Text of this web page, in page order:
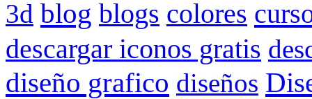
3d blog blogs colores
descargar iconos gratis
diseño grafico diseños